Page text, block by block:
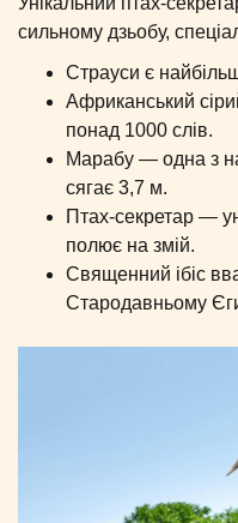
сильному дзьобу,
Страуси є
Африканський
понад 1000 слів.
Марабу — одна з
сягає 3,7 м.
Птах-секретар —
полює на змій.
Священний ібіс
Стародавньому